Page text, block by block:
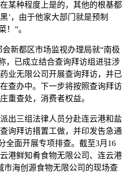
某种程度上是的，其他的根基都
’，由于他家大部门就是预制
！”。
新都区市场监视办理局就“南极
，已成立结合查询拜访组进驻涉
业无限公司开展查询拜访，并已
查办中。下一步将按照查询拜访
重查处，消费者权益。
三组法律人员分赴连云港和盐
询拜访措置工做，并印发告急通
全面开展专项排查。截至3月16
港鲜知肴食物无限公司、连云港
市海创源食物无限公司的现场查